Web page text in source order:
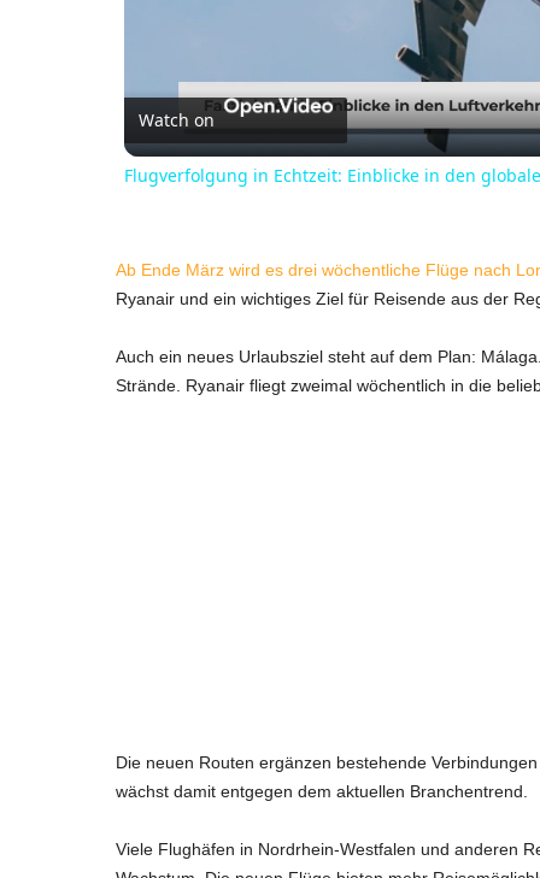
a
V
i
Watch on
Flugverfolgung in Echtzeit: Einblicke in den
Ab Ende März wird es drei wöchentliche Flüge nach
Ryanair und ein wichtiges Ziel für Reisende aus der
Auch ein neues Urlaubsziel steht auf dem Plan:
Strände. Ryanair fliegt zweimal wöchentlich in die
Die neuen Routen ergänzen bestehende
wächst damit entgegen dem aktuellen Branchentrend.
Viele Flughäfen in Nordrhein-Westfalen und anderen